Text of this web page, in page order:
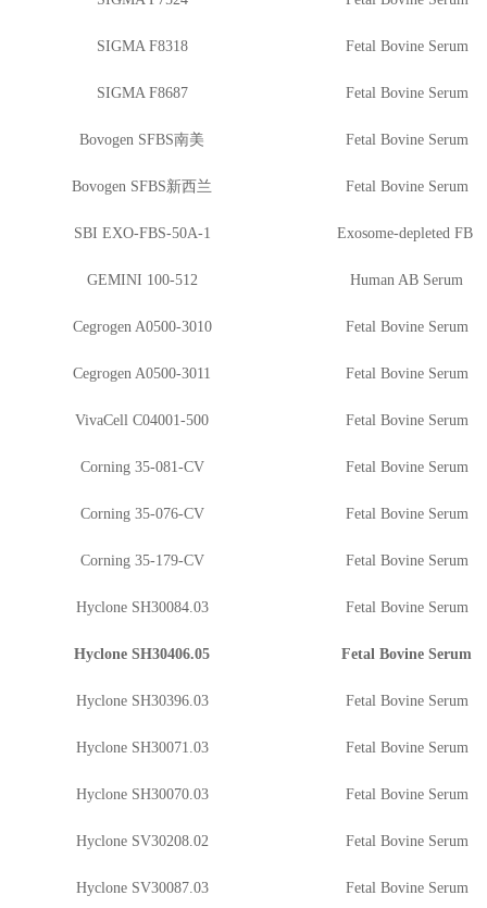
SIGMA F8318 Fetal Bovine Serum
SIGMA F8687 Fetal Bovine Serum
Bovogen SFBS南美 Fetal Bovine Serum
Bovogen SFBS新西兰 Fetal Bovine Serum
SBI EXO-FBS-50A-1 Exosome-depleted FBS
GEMINI 100-512 Human AB Serum
Cegrogen A0500-3010 Fetal Bovine Serum
Cegrogen A0500-3011 Fetal Bovine Serum
VivaCell C04001-500 Fetal Bovine Serum
Corning 35-081-CV Fetal Bovine Serum
Corning 35-076-CV Fetal Bovine Serum
Corning 35-179-CV Fetal Bovine Serum
Hyclone SH30084.03 Fetal Bovine Serum
Hyclone SH30406.05 Fetal Bovine Serum
Hyclone SH30396.03 Fetal Bovine Serum
Hyclone SH30071.03 Fetal Bovine Serum
Hyclone SH30070.03 Fetal Bovine Serum
Hyclone SV30208.02 Fetal Bovine Serum
Hyclone SV30087.03 Fetal Bovine Serum